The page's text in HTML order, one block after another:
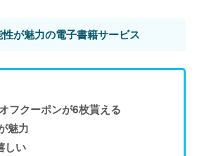
が魅力の電子書籍サービス
フクーポンが6枚貰える
魅力
しい